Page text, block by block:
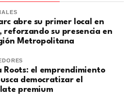
abre su primer local en
reforzando su presencia en
Metropolitana
Roots: el emprendimiento
democratizar el
premium